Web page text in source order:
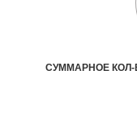
СУММАРНОЕ